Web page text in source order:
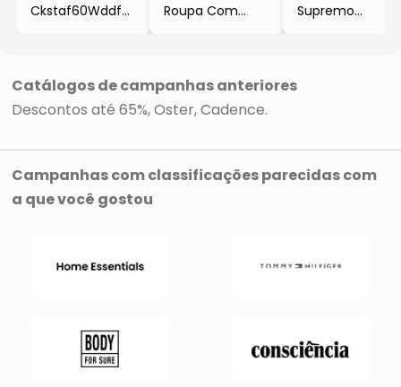
Ckstaf60Wddf
Roupa Com
Branco
-
14,6x11,9x27,8cm
- 1200W
Supremo
- 5
Catálogos de campanhas anteriores
Descontos até 65% Oster Cadence
Campanhas com classificações parecidas com
a que você gostou